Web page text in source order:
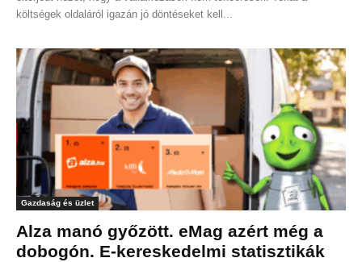
költségek oldaláról igazán jó döntéseket kell...
Gazdaság és üzlet
Alza manó győzött. eMag azért még a
dobogón. E-kereskedelmi statisztikák